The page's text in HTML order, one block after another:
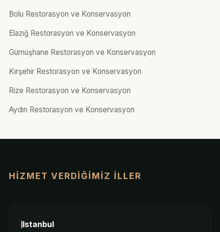
Bolu Restorasyon ve Konservasyon
Elazığ Restorasyon ve Konservasyon
Gümüşhane Restorasyon ve Konservasyon
Kırşehir Restorasyon ve Konservasyon
Rize Restorasyon ve Konservasyon
Aydın Restorasyon ve Konservasyon
HIZMET VERDIĞIMIZ İLLER
Istanbul